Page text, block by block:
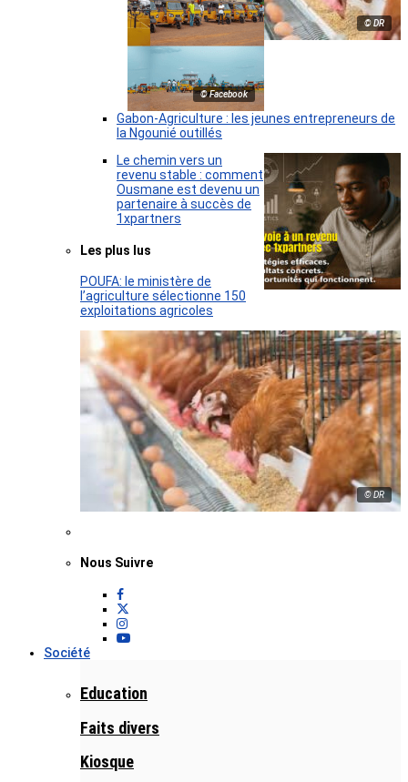
© DR
© Facebook
Gabon-Agriculture : les jeunes entrepreneurs de
la Ngounié outillés
Le chemin vers un
revenu stable : comment
Ousmane est devenu un
partenaire à succès de
1xpartners
Les plus lus
POUFA: le ministère de
l’agriculture sélectionne 150
exploitations agricoles
© DR
Nous Suivre
Société
Education
Faits divers
Kiosque